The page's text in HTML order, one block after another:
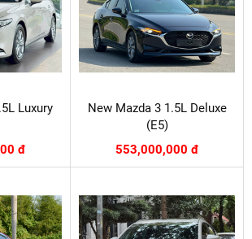
Luxury
đ
New Mazda 3 1.5L Deluxe
(E5)
553,000,000 đ